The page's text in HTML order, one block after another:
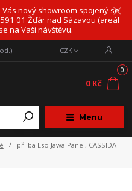
nový showroom spojený se
01 Žďár nad Sázavou (areál
na Vaši návštěvu.
Menu
CZK
0
0 Kč
přilba Eso Jawa Panel, CASSIDA